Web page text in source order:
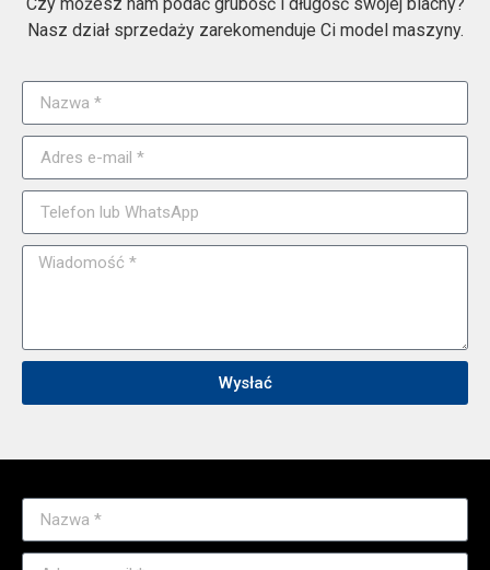
Nasz dział sprzedaży zarekomenduje Ci model maszyny.
Wysłać